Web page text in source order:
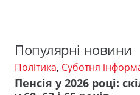
Популярні новини
Політика, Суботня
Пенсія у 2026 році: